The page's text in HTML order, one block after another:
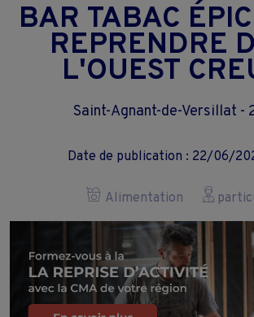
BAR TABAC
REPRENDRE
L'OUEST
Saint-Agnant-de-Versillat -
Date de publication : 22/06/
Alimentation